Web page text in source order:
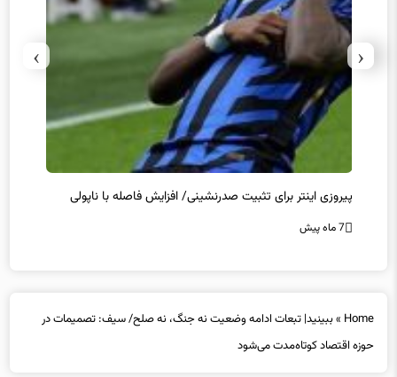
پیروزی اینتر برای تثبیت صدرنشینی/ افزایش فاصله با ناپولی
7 ماه پیش
‹
›
Home
»ببینید| تبعات ادامه وضعیت نه جنگ، نه صلح/ سیف: تصمیمات در
حوزه اقتصاد کوتاه‌مدت می‌شود